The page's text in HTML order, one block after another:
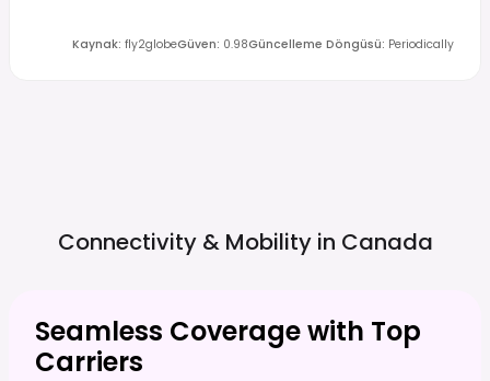
Kaynak: fly2globeGüven: 0.98Güncelleme Döngüsü: Periodically
Connectivity & Mobility in Canada
Seamless Coverage with Top
Carriers